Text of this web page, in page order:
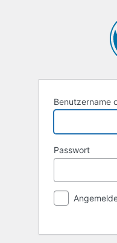
Benutzername
Passwort